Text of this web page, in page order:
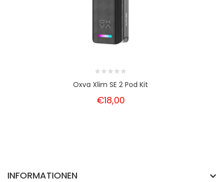
Oxva Xlim SE 2 Pod Kit
€18,00
INFORMATIONEN